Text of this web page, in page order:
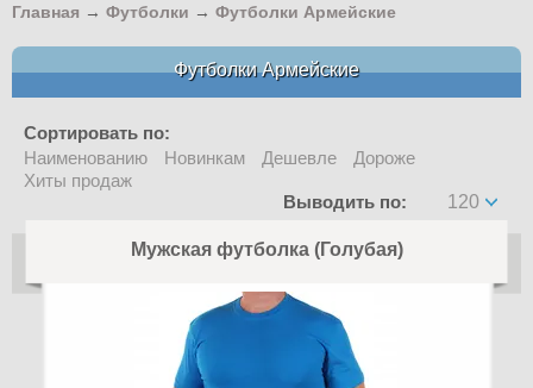
Главная → Футболки → Футболки Армейские
Футболки Армейские
Сортировать по:
Наименованию
Новинкам Дешевле
Дороже
Хиты продаж
Выводить по:
120
Мужская футболка (Голубая)